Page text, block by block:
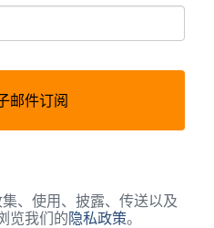
邮件订阅
、​使用、​披露、​传送​以及​
览​我们​的隐私​政策。